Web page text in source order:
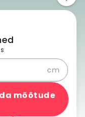
cm
mõõtude